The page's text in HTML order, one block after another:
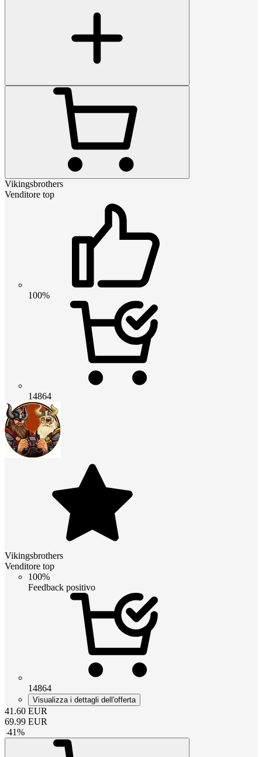
Vikingsbrothers
Venditore top
100%
14864
Vikingsbrothers
Venditore top
100%
Feedback positivo
14864
Visualizza i dettagli dell'offerta
41.60 EUR
69.99 EUR
-41%